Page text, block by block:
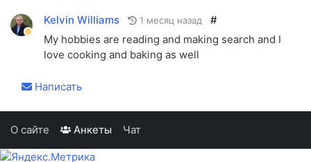
Kelvin Williams 1 месяц назад
#
My hobbies are reading and making search and I
love cooking and baking as well
Написать
О сайте Анкеты Чат